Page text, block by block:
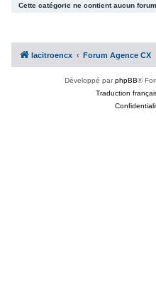
Cette catégorie ne contient aucun forum.
lacitroencx Forum Agence CX
Développé parphpBB®
Traduction